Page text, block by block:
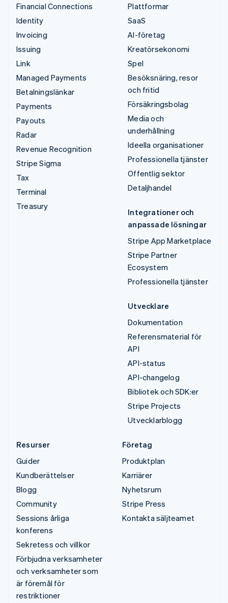
Financial Connections
Identity
Invoicing
Issuing
Link
Managed Payments
Betalningslänkar
Payments
Payouts
Radar
Revenue Recognition
Stripe Sigma
Tax
Terminal
Treasury
Plattformar
SaaS
AI-företag
Kreatörsekonomi
Spel
Besöksnäring, resor
och fritid
Försäkringsbolag
Media och
underhållning
Ideella organisationer
Professionella tjänster
Offentlig sektor
Detaljhandel
Integrationer och
anpassade lösningar
Stripe App Marketplace
Stripe Partner
Ecosystem
Professionella tjänster
Utvecklare
Dokumentation
Referensmaterial för
API
API-status
API-changelog
Bibliotek och SDK:er
Stripe Projects
Utvecklarblogg
Resurser
Guider
Kundberättelser
Blogg
Community
Sessions årliga
konferens
Sekretess och villkor
Förbjudna verksamheter
och verksamheter som
är föremål för
restriktioner
Företag
Produktplan
Karriärer
Nyhetsrum
Stripe Press
Kontakta säljteamet